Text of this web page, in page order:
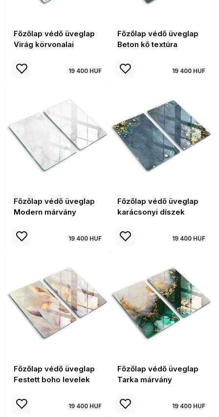
Főzőlap védő üveglap
Virág körvonalai
19 400 HUF
Főzőlap védő üveglap
Beton kő textúra
19 400 HUF
Főzőlap védő üveglap
Modern márvány
19 400 HUF
Főzőlap védő üveglap
karácsonyi díszek
19 400 HUF
Főzőlap védő üveglap
Festett boho levelek
19 400 HUF
Főzőlap védő üveglap
Tarka márvány
19 400 HUF